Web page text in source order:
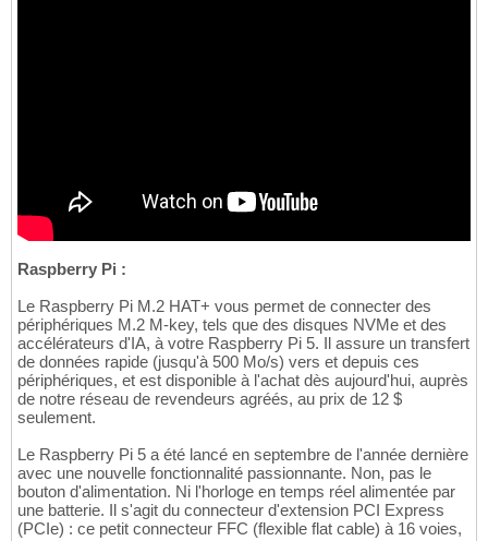
Raspberry Pi :
Le Raspberry Pi M.2 HAT+ vous permet de connecter des
périphériques M.2 M-key, tels que des disques NVMe et des
accélérateurs d'IA, à votre Raspberry Pi 5. Il assure un transfert
de données rapide (jusqu'à 500 Mo/s) vers et depuis ces
périphériques, et est disponible à l'achat dès aujourd'hui, auprès
de notre réseau de revendeurs agréés, au prix de 12 $
seulement.
Le Raspberry Pi 5 a été lancé en septembre de l'année dernière
avec une nouvelle fonctionnalité passionnante. Non, pas le
bouton d'alimentation. Ni l'horloge en temps réel alimentée par
une batterie. Il s'agit du connecteur d'extension PCI Express
(PCIe) : ce petit connecteur FFC (flexible flat cable) à 16 voies,